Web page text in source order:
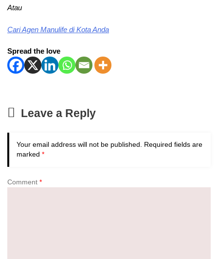
Atau
Cari Agen Manulife di Kota Anda
Spread the love
Leave a Reply
Your email address will not be published.
Required fields are
marked *
Comment *